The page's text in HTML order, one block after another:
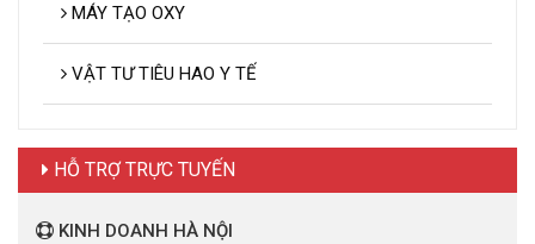
MÁY TẠO OXY
VẬT TƯ TIÊU HAO Y TẾ
HỖ TRỢ TRỰC TUYẾN
KINH DOANH HÀ NỘI